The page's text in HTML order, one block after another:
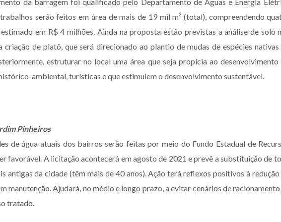
serão feitos em área de mais de 19 mil m² (total), compreendendo
em R$ 4 milhões. Ainda na proposta estão previstas a análise de solo
criação de platô, que será direcionado ao plantio de mudas de espécies nativas
estruturar no local uma área que seja propícia ao desenvolvimento
ambiental, turísticas e que estimulem o desenvolvimento sustentável.
Pinheiros
de água atuais dos bairros serão feitas por meio do Fundo Estadual de
favorável. A licitação acontecerá em agosto de 2021 e prevê a substituição de
antigas da cidade (têm mais de 40 anos). Ação terá reflexos positivos à redução
manutenção. Ajudará, no médio e longo prazo, a evitar cenários de racionamento
tratado.